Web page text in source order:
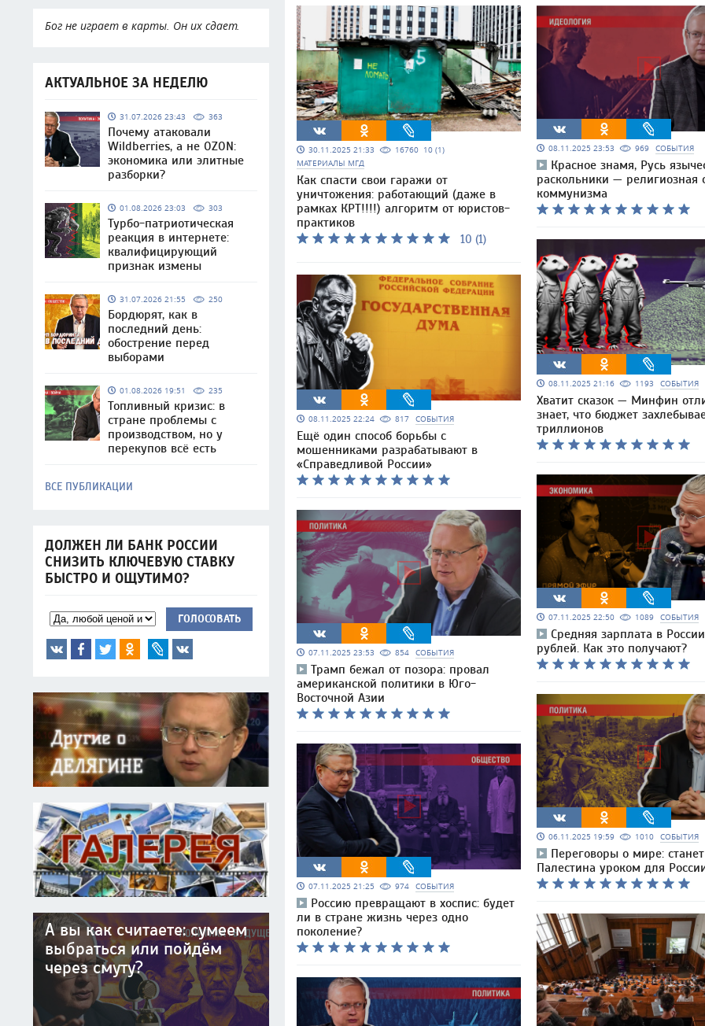
Бог не играет в карты. Он их сдает.
АКТУАЛЬНОЕ ЗА НЕДЕЛЮ
31.07.2026 23:43 363
Почему атаковали
Wildberries, а не OZON:
экономика или элитные
разборки?
01.08.2026 23:03 303
Турбо-патриотическая
реакция в интернете:
квалифицирующий
признак измены
31.07.2026 21:55 250
Бордюрят, как в
последний день:
обострение перед
выборами
01.08.2026 19:51 235
Топливный кризис: в
стране проблемы с
производством, но у
перекупов всё есть
ВСЕ ПУБЛИКАЦИИ
ДОЛЖЕН ЛИ БАНК РОССИИ
СНИЗИТЬ КЛЮЧЕВУЮ СТАВКУ
БЫСТРО И ОЩУТИМО?
ГОЛОСОВАТЬ
А вы как считаете: сумеем
выбраться или пойдём
через смуту?
30.11.2025 21:33 16760 10 (1)
МАТЕРИАЛЫ МГД
Как спасти свои гаражи от
уничтожения: работающий (даже в
рамках КРТ!!!!) алгоритм от юристов-
практиков
10 (1)
08.11.2025 22:24 817 СОБЫТИЯ
Ещё один способ борьбы с
мошенниками разрабатывают в
«Справедливой России»
07.11.2025 23:53 854 СОБЫТИЯ
Трамп бежал от позора: провал
американской политики в Юго-
Восточной Азии
07.11.2025 21:25 974 СОБЫТИЯ
Россию превращают в хоспис: будет
ли в стране жизнь через одно
поколение?
08.11.2025 23:53 969 СОБЫТИЯ
Красное знамя, Русь
раскольники — религиозная
коммунизма
08.11.2025 21:16 1193 СОБЫТИЯ
Хватит сказок — Минфин
знает, что бюджет
триллионов
07.11.2025 22:50 1089 СОБЫТИЯ
Средняя зарплата в
рублей. Как это получают?
06.11.2025 19:59 1010 СОБЫТИЯ
Переговоры о мире:
Палестина уроком для